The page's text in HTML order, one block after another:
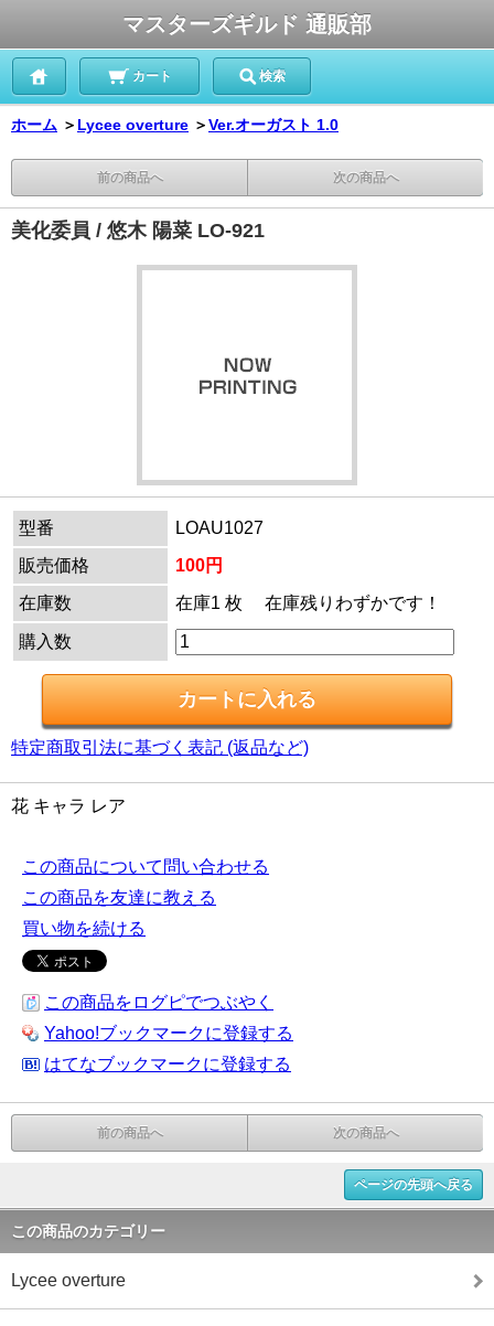
マスターズギルド 通販部
カート 検索
ホーム ＞ Lycee overture ＞Ver.オーガスト 1.0
前の商品へ 次の商品へ
美化委員 / 悠木 陽菜 LO-921
型番
LOAU1027
販売価格
100円
在庫数
在庫1 枚 在庫残りわずかです！
購入数
特定商取引法に基づく表記 (返品など)
花 キャラ レア
この商品について問い合わせる
この商品を友達に教える
買い物を続ける
この商品をログピでつぶやく
Yahoo!ブックマークに登録する
はてなブックマークに登録する
前の商品へ 次の商品へ
ページの先頭へ戻る
この商品のカテゴリー
Lycee overture